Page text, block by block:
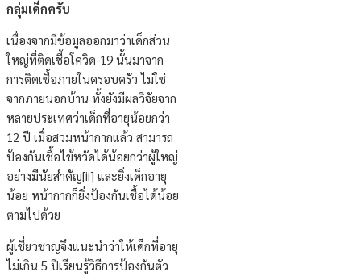
กลุ่มเด็กครับ
เนื่องจากมีข้อมูลออกมาว่าเด็กส่วน
ใหญ่ที่ติดเชื้อโควิด-19 นั้นมาจาก
การติดเชื้อภายในครอบครัว ไม่ใช่
จากภายนอกบ้าน ทั้งยังมีผลวิจัยจาก
หลายประเทศว่าเด็กที่อายุน้อยกว่า
12 ปี เมื่อสวมหน้ากากแล้ว สามารถ
ป้องกันเชื้อไข้หวัดได้น้อยกว่าผู้ใหญ่
อย่างมีนัยสำคัญ[ii] และยิ่งเด็กอายุ
น้อย หน้ากากก็ยิ่งป้องกันเชื้อได้น้อย
ตามไปด้วย
ผู้เชี่ยวชาญจึงแนะนำว่าให้เด็กที่อายุ
ไม่เกิน 5 ปีเรียนรู้วิธีการป้องกันตัว